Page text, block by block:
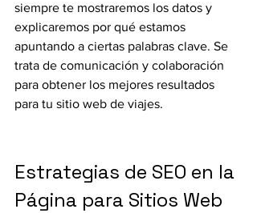
siempre te mostraremos los datos y
explicaremos por qué estamos
apuntando a ciertas palabras clave. Se
trata de comunicación y colaboración
para obtener los mejores resultados
para tu sitio web de viajes.
Estrategias de SEO en la
Página para Sitios Web